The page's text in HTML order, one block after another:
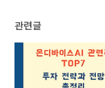
관련글